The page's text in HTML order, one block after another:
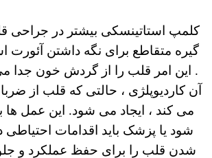
کلمپ استاتینسکی بیشتر در جراحی
گیره متقاطع برای نگه داشتن آئورت
. این امر قلب را از گردش خون جدا
آن کاردیوپلژی ، حالتی که قلب از
می کند ، ایجاد می شود. این عمل ها
شود یا پزشک باید اقدامات احتیاطی
شدن قلب را برای حفظ عملکرد و